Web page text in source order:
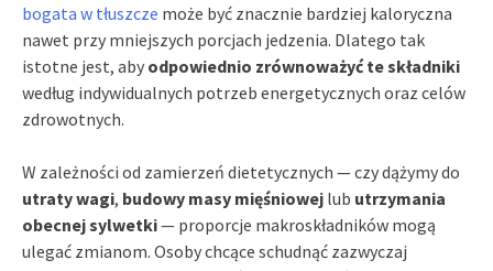
bogata w tłuszcze może być znacznie bardziej kaloryczna
nawet przy mniejszych porcjach jedzenia. Dlatego tak
istotne jest, aby odpowiednio zrównoważyć te składniki
według indywidualnych potrzeb energetycznych oraz celów
zdrowotnych.
W zależności od zamierzeń dietetycznych — czy dążymy do
utraty wagi, budowy masy mięśniowej lub utrzymania
obecnej sylwetki— proporcje makroskładników mogą
ulegać zmianom. Osoby chcące schudnąć zazwyczaj